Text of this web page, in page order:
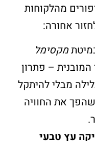
מהלקוחות
אחורה:
מקסימל
– פתרון
מבלי להיתקל
שהפך את החוויה
עץ טבעי